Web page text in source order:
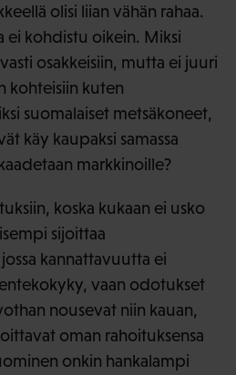
olisi liian vähän rahaa.
ei kohdistu oikein. Miksi
osakkeisiin, mutta ei juuri
kohteisiin kuten
suomalaiset metsäkoneet,
käy kaupaksi samassa
markkinoille?
koska kukaan ei usko
sijoittaa
kannattavuutta ei
vaan odotukset
nousevat niin kauan,
oman rahoituksensa
onkin hankalampi